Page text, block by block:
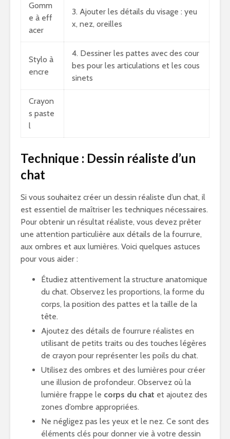
Gomm
e à eff
acer
3. Ajouter les détails du visage : yeu
x, nez, oreilles
Stylo à
encre
4. Dessiner les pattes avec des cour
bes pour les articulations et les cous
sinets
Crayon
s paste
l
Technique : Dessin réaliste d’un
chat
Si vous souhaitez créer un dessin réaliste d’un chat, il
est essentiel de maîtriser les techniques nécessaires.
Pour obtenir un résultat réaliste, vous devez prêter
une attention particulière aux détails de la fourrure,
aux ombres et aux lumières. Voici quelques astuces
pour vous aider :
Étudiez attentivement la structure anatomique
du chat. Observez les proportions, la forme du
corps, la position des pattes et la taille de la
tête.
Ajoutez des détails de fourrure réalistes en
utilisant de petits traits ou des touches légères
de crayon pour représenter les poils du chat.
Utilisez des ombres et des lumières pour créer
une illusion de profondeur. Observez où la
lumière frappe le corps du chat et ajoutez des
zones d’ombre appropriées.
Ne négligez pas les yeux et le nez. Ce sont des
éléments clés pour donner vie à votre dessin